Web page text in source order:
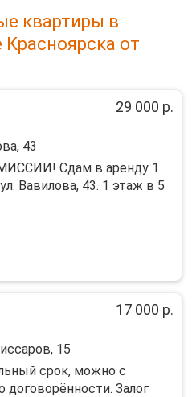
квартиры в
от
29 000 р.
43
Сдам в аренду 1
Вавилова, 43. 1 этаж в 5
17 000 р.
15
срок, можно с
Залог